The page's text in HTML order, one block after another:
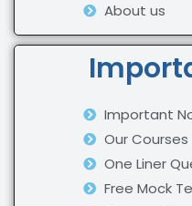
About us
Important
Our Courses
One Liner
Free Mock